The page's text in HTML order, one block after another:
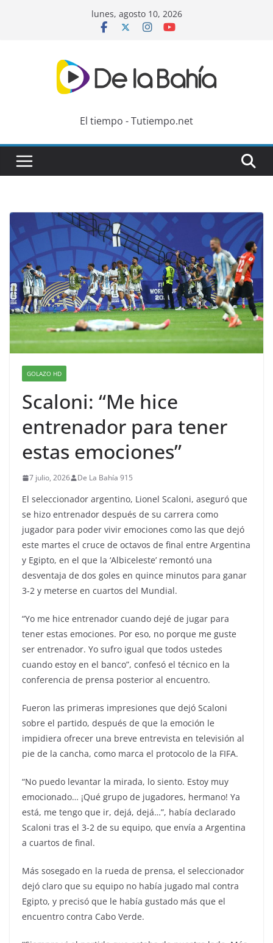
lunes, agosto 10, 2026
El tiempo - Tutiempo.net
GOLAZO HD
Scaloni: “Me hice
entrenador para tener
estas emociones”
7 julio, 2026 De La Bahía 915
El seleccionador argentino, Lionel Scaloni, aseguró que
se hizo entrenador después de su carrera como
jugador para poder vivir emociones como las que dejó
este martes el cruce de octavos de final entre Argentina
y Egipto, en el que la ‘Albiceleste’ remontó una
desventaja de dos goles en quince minutos para ganar
3-2 y meterse en cuartos del Mundial.
“Yo me hice entrenador cuando dejé de jugar para
tener estas emociones. Por eso, no porque me guste
ser entrenador. Yo sufro igual que todos ustedes
cuando estoy en el banco”, confesó el técnico en la
conferencia de prensa posterior al encuentro.
Fueron las primeras impresiones que dejó Scaloni
sobre el partido, después de que la emoción le
impidiera ofrecer una breve entrevista en televisión al
pie de la cancha, como marca el protocolo de la FIFA.
“No puedo levantar la mirada, lo siento. Estoy muy
emocionado… ¡Qué grupo de jugadores, hermano! Ya
está, me tengo que ir, dejá, dejá…”, había declarado
Scaloni tras el 3-2 de su equipo, que envía a Argentina
a cuartos de final.
Más sosegado en la rueda de prensa, el seleccionador
dejó claro que su equipo no había jugado mal contra
Egipto, y precisó que le había gustado más que el
encuentro contra Cabo Verde.